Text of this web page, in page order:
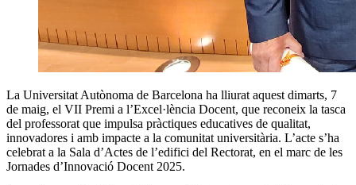
La Universitat Autònoma de Barcelona ha lliurat aquest dimarts, 7
de maig, el VII Premi a l’Excel·lència Docent, que reconeix la tasca
del professorat que impulsa pràctiques educatives de qualitat,
innovadores i amb impacte a la comunitat universitària. L’acte s’ha
celebrat a la Sala d’Actes de l’edifici del Rectorat, en el marc de les
Jornades d’Innovació Docent 2025.